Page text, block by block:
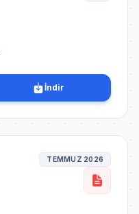
İndir
TEMMUZ 2026